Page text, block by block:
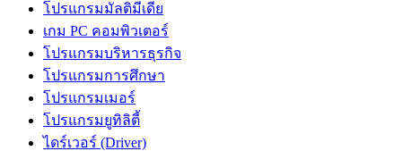
โปรแกรมมัลติมีเดีย
เกม PC คอมพิวเตอร์
โปรแกรมบริหารธุรกิจ
โปรแกรมการศึกษา
โปรแกรมเมอร์
โปรแกรมยูทิลิตี้
ไดร์เวอร์ (Driver)